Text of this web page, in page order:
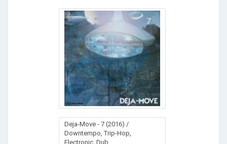
Deja-Move - 7 (2016) /
Downtempo, Trip-Hop,
Electronic, Dub